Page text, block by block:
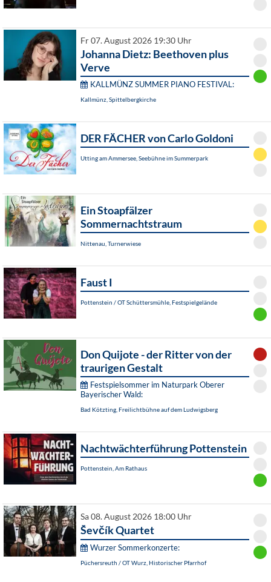
Fr 07. August 2026 19:30 Uhr
Johanna Dietz: Beethoven plus
Verve
KALLMÜNZ SUMMER PIANO FESTIVAL:
Kallmünz, Spittelbergkirche
DER FÄCHER von Carlo Goldoni
Utting am Ammersee, Seebühne im Summerpark
Ein Stoapfälzer
Sommernachtstraum
Nittenau, Turnerwiese
Faust I
Pottenstein / OT Schüttersmühle, Festspielgelände
Don Quijote - der Ritter von der
traurigen Gestalt
Festspielsommer im Naturpark Oberer
Bayerischer Wald:
Bad Kötzting, Freilichtbühne auf dem Ludwigsberg
Nachtwächterführung Pottenstein
Pottenstein, Am Rathaus
Sa 08. August 2026 18:00 Uhr
Ševčík Quartet
Wurzer Sommerkonzerte:
Püchersreuth / OT Wurz, Historischer Pfarrhof